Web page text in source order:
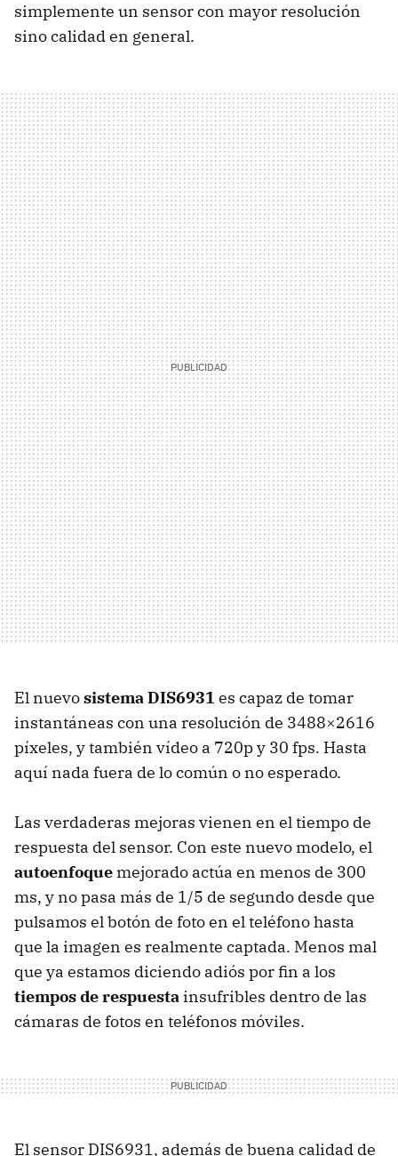
simplemente un sensor con mayor resolución
sino calidad en general.
El nuevosistema DIS6931 es capaz de tomar
instantáneas con una resolución de 3488×2616
píxeles, y también vídeo a 720p y 30 fps. Hasta
aquí nada fuera de lo común o no esperado.
Las verdaderas mejoras vienen en el tiempo de
respuesta del sensor. Con este nuevo modelo, el
autoenfoque mejorado actúa en menos de 300
ms, y no pasa más de 1/5 de segundo desde que
pulsamos el botón de foto en el teléfono hasta
que la imagen es realmente captada. Menos mal
que ya estamos diciendo adiós por fin a los
tiempos de respuesta insufribles dentro de las
cámaras de fotos en teléfonos móviles.
El sensor DIS6931, además de buena calidad de